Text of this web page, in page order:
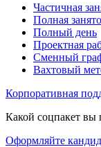
Частичная
Полная
Полный день
Проектная
Сменный
Вахтовый
Корпоративная
Какой соцпакет вы
Оформляйте